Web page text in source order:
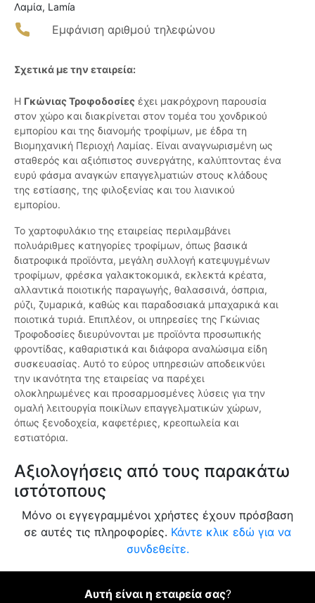
Λαμία, Lamía
Εμφάνιση αριθμού τηλεφώνου
Σχετικά με την εταιρεία:
Η Γκώνιας Τροφοδοσίες έχει μακρόχρονη παρουσία
στον χώρο και διακρίνεται στον τομέα του χονδρικού
εμπορίου και της διανομής τροφίμων, με έδρα τη
Βιομηχανική Περιοχή Λαμίας. Είναι αναγνωρισμένη ως
σταθερός και αξιόπιστος συνεργάτης, καλύπτοντας ένα
ευρύ φάσμα αναγκών επαγγελματιών στους κλάδους
της εστίασης, της φιλοξενίας και του λιανικού
εμπορίου.
Το χαρτοφυλάκιο της εταιρείας περιλαμβάνει
πολυάριθμες κατηγορίες τροφίμων, όπως βασικά
διατροφικά προϊόντα, μεγάλη συλλογή κατεψυγμένων
τροφίμων, φρέσκα γαλακτοκομικά, εκλεκτά κρέατα,
αλλαντικά ποιοτικής παραγωγής, θαλασσινά, όσπρια,
ρύζι, ζυμαρικά, καθώς και παραδοσιακά μπαχαρικά και
ποιοτικά τυριά. Επιπλέον, οι υπηρεσίες της Γκώνιας
Τροφοδοσίες διευρύνονται με προϊόντα προσωπικής
φροντίδας, καθαριστικά και διάφορα αναλώσιμα είδη
συσκευασίας. Αυτό το εύρος υπηρεσιών αποδεικνύει
την ικανότητα της εταιρείας να παρέχει
ολοκληρωμένες και προσαρμοσμένες λύσεις για την
ομαλή λειτουργία ποικίλων επαγγελματικών χώρων,
όπως ξενοδοχεία, καφετέριες, κρεοπωλεία και
εστιατόρια.
Αξιολογήσεις από τους παρακάτω
ιστότοπους
Μόνο οι εγγεγραμμένοι χρήστες έχουν πρόσβαση
σε αυτές τις πληροφορίες. Κάντε κλικ εδώ για να
συνδεθείτε.
Αυτή είναι η εταιρεία σας?